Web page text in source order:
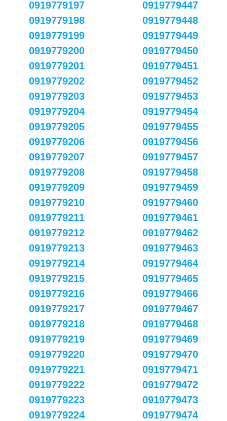
0919779197
0919779198
0919779199
0919779200
0919779201
0919779202
0919779203
0919779204
0919779205
0919779206
0919779207
0919779208
0919779209
0919779210
0919779211
0919779212
0919779213
0919779214
0919779215
0919779216
0919779217
0919779218
0919779219
0919779220
0919779221
0919779222
0919779223
0919779224
0919779447
0919779448
0919779449
0919779450
0919779451
0919779452
0919779453
0919779454
0919779455
0919779456
0919779457
0919779458
0919779459
0919779460
0919779461
0919779462
0919779463
0919779464
0919779465
0919779466
0919779467
0919779468
0919779469
0919779470
0919779471
0919779472
0919779473
0919779474